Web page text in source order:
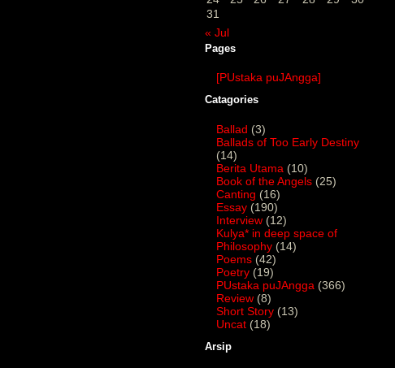
31
« Jul
Pages
[PUstaka puJAngga]
Catagories
Ballad (3)
Ballads of Too Early Destiny
(14)
Berita Utama (10)
Book of the Angels (25)
Canting (16)
Essay (190)
Interview (12)
Kulya* in deep space of
Philosophy (14)
Poems (42)
Poetry (19)
PUstaka puJAngga (366)
Review (8)
Short Story (13)
Uncat (18)
Arsip